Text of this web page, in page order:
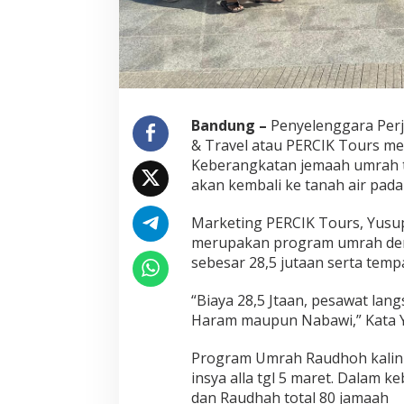
a
y
a
T
e
a
n
g
a
d
a
n
H
t
e
D
e
k
Bandung – Penyelenggara
& Travel atau PERCIK Tours
Keberangkatan jemaah
akan kembali ke tanah air
Marketing PERCIK Tours,
merupakan program umrah
sebesar 28,5 jutaan serta
“Biaya 28,5 Jtaan, pesawat
Haram maupun Nabawi,” Kata
Program Umrah Raudhoh
insya alla tgl 5 maret. Dalam
dan Raudhah total 80 jamaah